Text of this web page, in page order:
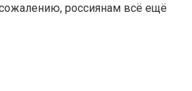
россиянам всё ещё